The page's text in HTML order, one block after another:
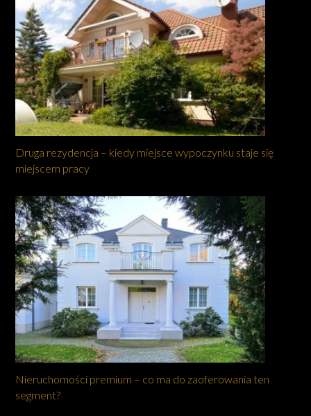
Druga rezydencja – kiedy miejsce wypoczynku staje się
miejscem pracy
Nieruchomości premium – co ma do zaoferowania ten
segment?